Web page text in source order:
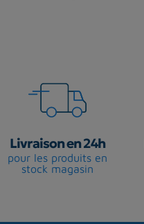
Livraison en 24h
pour les produits en
stock magasin